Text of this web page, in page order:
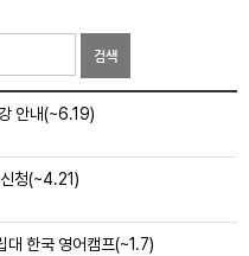
검색
안내(~6.19)
청(~4.21)
한국 영어캠프(~1.7)